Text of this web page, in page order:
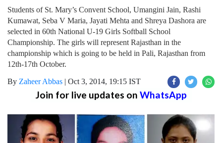
Students of St. Mary’s Convent School, Umangini Jain, Rashi
Kumawat, Seba V Maria, Jayati Mehta and Shreya Dashora are
selected in 60th National U-19 Girls Softball School
Championship. The girls will represent Rajasthan in the
championship which is going to be held in Pali, Rajasthan from
12th-17th October.
By Zaheer Abbas | Oct 3, 2014, 19:15 IST
Join for live updates on WhatsApp